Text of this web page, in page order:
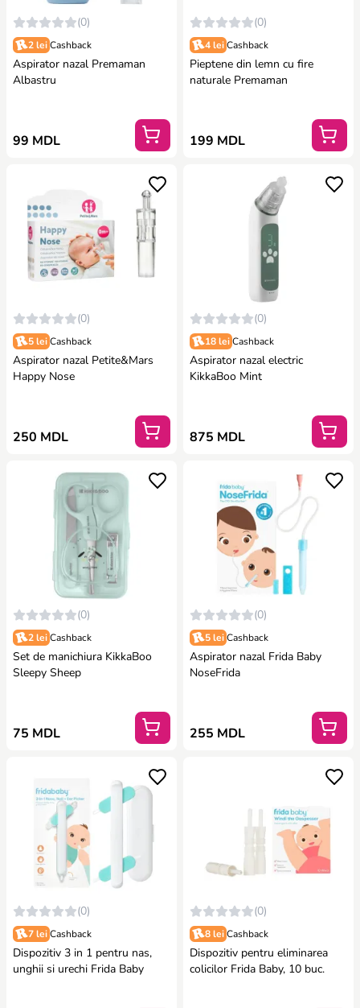
(0)
2 lei Cashback
Aspirator nazal Premaman
Albastru
99 MDL
(0)
4 lei Cashback
Pieptene din lemn cu fire
naturale Premaman
199 MDL
(0)
5 lei Cashback
Aspirator nazal Petite&Mars
Happy Nose
250 MDL
(0)
18 lei Cashback
Aspirator nazal electric
KikkaBoo Mint
875 MDL
(0)
2 lei Cashback
Set de manichiura KikkaBoo
Sleepy Sheep
75 MDL
(0)
5 lei Cashback
Aspirator nazal Frida Baby
NoseFrida
255 MDL
(0)
7 lei Cashback
Dispozitiv 3 in 1 pentru nas,
unghii si urechi Frida Baby
(0)
8 lei Cashback
Dispozitiv pentru eliminarea
colicilor Frida Baby, 10 buc.